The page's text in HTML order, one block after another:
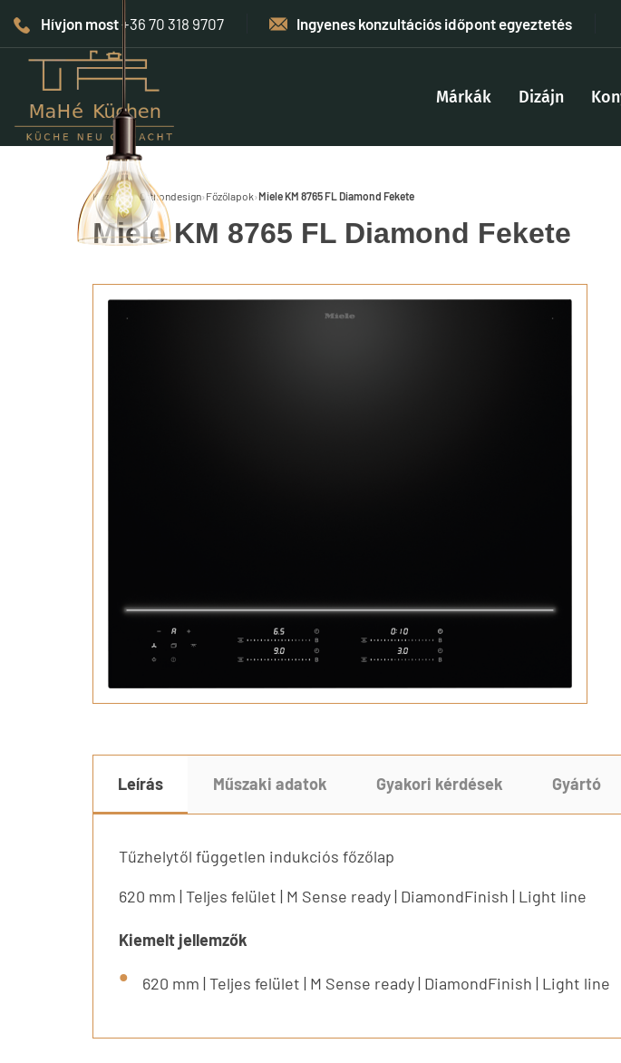
Hívjon most+36 70 318 9707 Ingyenes konzultációs időpont egyeztetés
Márkák Dizájn
Kezdőlap›Otthondesign› Főzőlapok›Miele KM 8765 FL Diamond Fekete
Miele KM 8765 FL Diamond Fekete
Leírás Műszaki adatok Gyakori kérdések Gyártó
Tűzhelytől független indukciós főzőlap
620 mm | Teljes felület | M Sense ready | DiamondFinish | Light line
Kiemelt jellemzők
620 mm | Teljes felület | M Sense ready | DiamondFinish | Light line